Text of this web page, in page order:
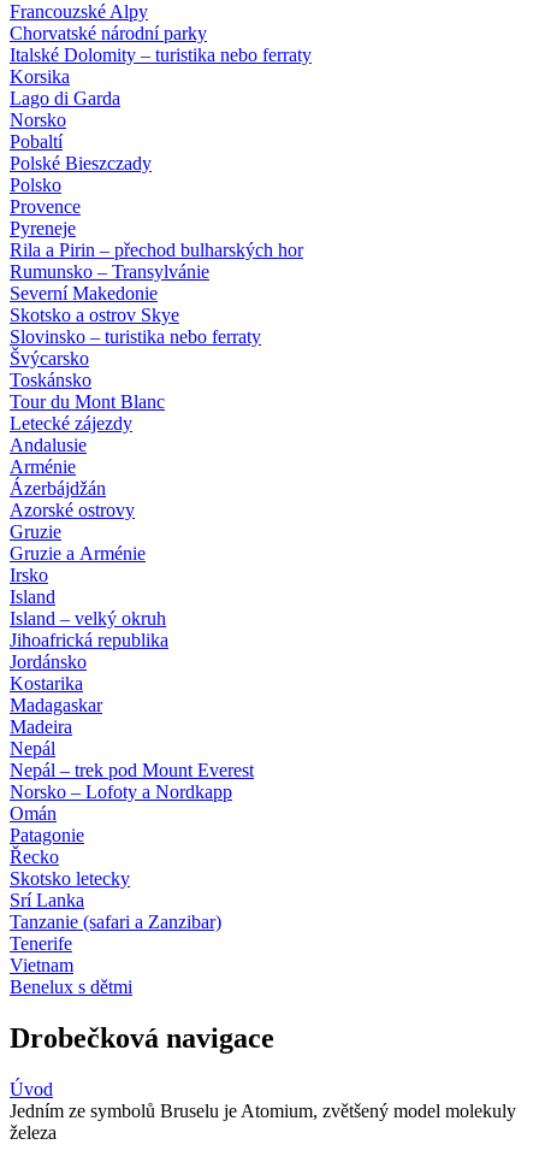
Francouzské Alpy
Chorvatské národní parky
Italské Dolomity – turistika nebo ferraty
Korsika
Lago di Garda
Norsko
Pobaltí
Polské Bieszczady
Polsko
Provence
Pyreneje
Rila a Pirin – přechod bulharských hor
Rumunsko – Transylvánie
Severní Makedonie
Skotsko a ostrov Skye
Slovinsko – turistika nebo ferraty
Švýcarsko
Toskánsko
Tour du Mont Blanc
Letecké zájezdy
Andalusie
Arménie
Ázerbájdžán
Azorské ostrovy
Gruzie
Gruzie a Arménie
Irsko
Island
Island – velký okruh
Jihoafrická republika
Jordánsko
Kostarika
Madagaskar
Madeira
Nepál
Nepál – trek pod Mount Everest
Norsko – Lofoty a Nordkapp
Omán
Patagonie
Řecko
Skotsko letecky
Srí Lanka
Tanzanie (safari a Zanzibar)
Tenerife
Vietnam
Benelux s dětmi
Drobečková navigace
Úvod
Jedním ze symbolů Bruselu je Atomium, zvětšený model molekuly
železa